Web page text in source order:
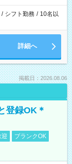
/ シフト勤務 / 10名以
詳細へ
掲載日：2026.08.06
登録OK＊
迎
ブランクOK